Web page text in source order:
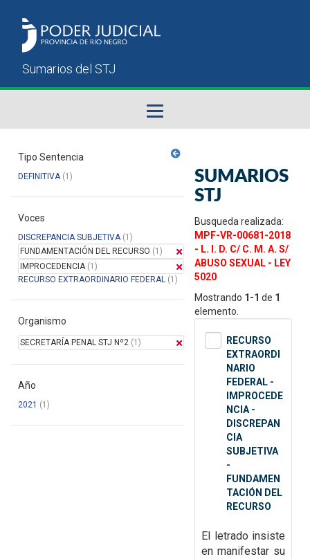
Sumarios del STJ
Manual del Usuario
Tipo Sentencia
DEFINITIVA(1)
Voces
DISCREPANCIA SUBJETIVA(1)
FUNDAMENTACIÓN DEL RECURSO (1)
IMPROCEDENCIA(1)
RECURSO EXTRAORDINARIO FEDERAL (1)
Organismo
SECRETARÍA PENAL STJ Nº2 (1)
Año
2021 (1)
SUMARIOS
STJ
Busqueda realizada:
MPF-VR-00681-2018
- L. I. D. C/ C. M. A. S/
ABUSO SEXUAL - LEY
5020
Mostrando 1-1 de 1
elemento.
RECURSO
EXTRAORDI
NARIO
FEDERAL -
IMPROCEDE
NCIA -
DISCREPAN
CIA
SUBJETIVA
-
FUNDAMEN
TACIÓN DEL
RECURSO
El letrado insiste
en manifestar su